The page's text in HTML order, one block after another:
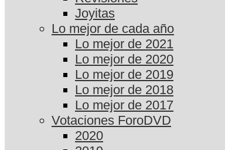
Joyitas
Lo mejor de cada año
Lo mejor de 2021
Lo mejor de 2020
Lo mejor de 2019
Lo mejor de 2018
Lo mejor de 2017
Votaciones ForoDVD
2020